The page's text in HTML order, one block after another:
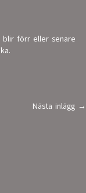
förr eller senare
Nästa inlägg →